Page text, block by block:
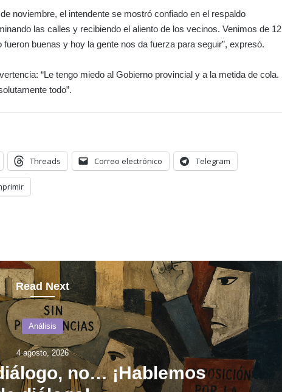
noviembre, el intendente se mostró confiado en el respaldo
las calles y recibiendo el aliento de los vecinos. Venimos de 12
buenas y hoy la gente nos da fuerza para seguir”, expresó.
“Le tengo miedo al Gobierno provincial y a la metida de cola.
todo”.
Threads Correo electrónico Telegram
Read Next
Análisis
4 agosto, 2026
no… ¡Hablemos